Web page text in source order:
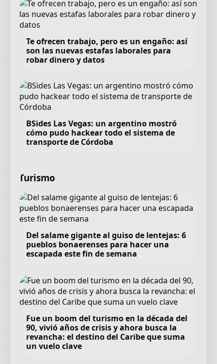
Te ofrecen trabajo, pero es un engaño: así
son las nuevas estafas laborales para
robar dinero y datos
BSides Las Vegas: un argentino mostró
cómo pudo hackear todo el sistema de
transporte de Córdoba
Turismo
Del salame gigante al guiso de lentejas: 6
pueblos bonaerenses para hacer una
escapada este fin de semana
Fue un boom del turismo en la década del
90, vivió años de crisis y ahora busca la
revancha: el destino del Caribe que suma
un vuelo clave